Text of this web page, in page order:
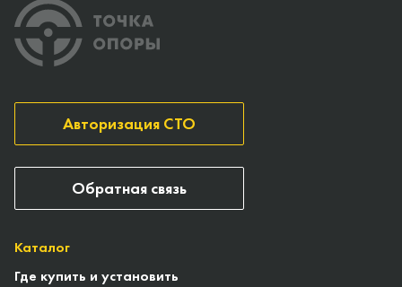
Каталог
Где купить и установить
Авторизация СТО
Обратная связь